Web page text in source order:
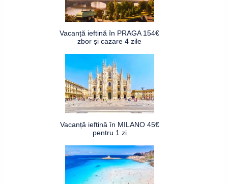
Vacanță ieftină în PRAGA 154€
zbor și cazare 4 zile
Vacanță ieftină în MILANO 45€
pentru 1 zi